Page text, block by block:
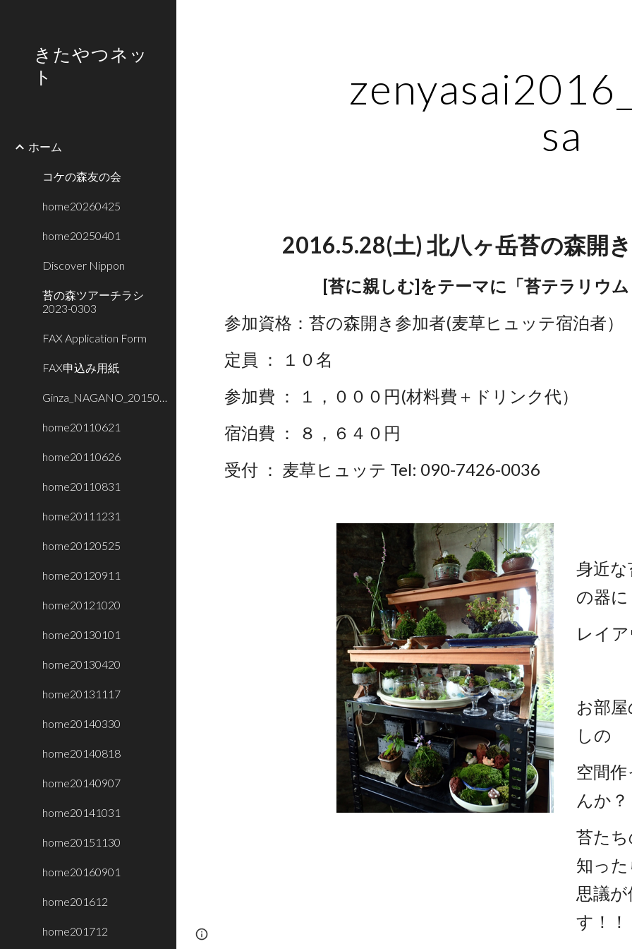
きたやつネッ
ト
ホーム
コケの森友の会
home20260425
home20250401
Discover Nippon
苔の森ツアーチラシ
2023-0303
FAX Application Form
FAX申込み用紙
Ginza_NAGANO_20150716
home20110621
home20110626
home20110831
home20111231
home20120525
home20120911
home20121020
home20130101
home20130420
home20131117
home20140330
home20140818
home20140907
home20141031
home20151130
home20160901
home201612
home201712
sa
2016.5.28(土) 北八ヶ岳苔の森開
[苔に親しむ]をテーマに「苔テラリウム
参加資格：苔の森開き参加者(麦草ヒュッテ宿泊者）
定員 ： １０名
参加費 ： １，０００円(材料費＋ドリンク代）
宿泊費 ： ８，６４０円
受付 ： 麦草ヒュッテ Tel: 090-7426-0036
身近
の器に
レイア
お部
しの
空間
んか
苔た
知っ
思議が
す！！